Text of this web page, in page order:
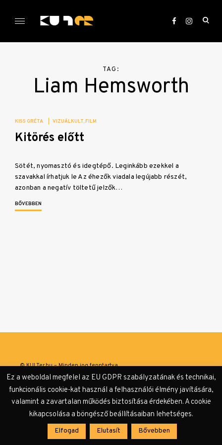
KULTer.hu
TAG:
Liam Hemsworth
KISS GRÉTA VIZUÁLKULT FILM
Kitörés előtt
Sötét, nyomasztó és idegtépő. Leginkább ezekkel a
szavakkal írhatjuk le Az éhezők viadala legújabb részét,
azonban a negatív töltetű jelzők…
BŐVEBBEN
© KULTer.hu – Minden jog fenntartva
Adatvédelmi tájékoztató
Ez a weboldal megfelel az EU GDPR szabályzatának és technikai,
funkcionális cookie-kat használ a felhasználói élmény javítására,
valamint a zavartalan működés biztosítása érdekében. A cookie
kikapcsolása a böngésző beállításaiban lehetséges.
Elfogad Elutasít Bővebben